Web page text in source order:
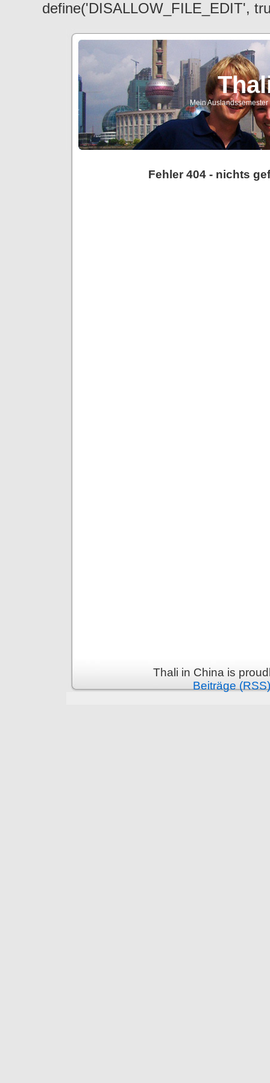
define('DISALLOW_FILE_EDIT',
Mein
Fehler 404 - nichts
Thali in China is
Beiträge (RSS)